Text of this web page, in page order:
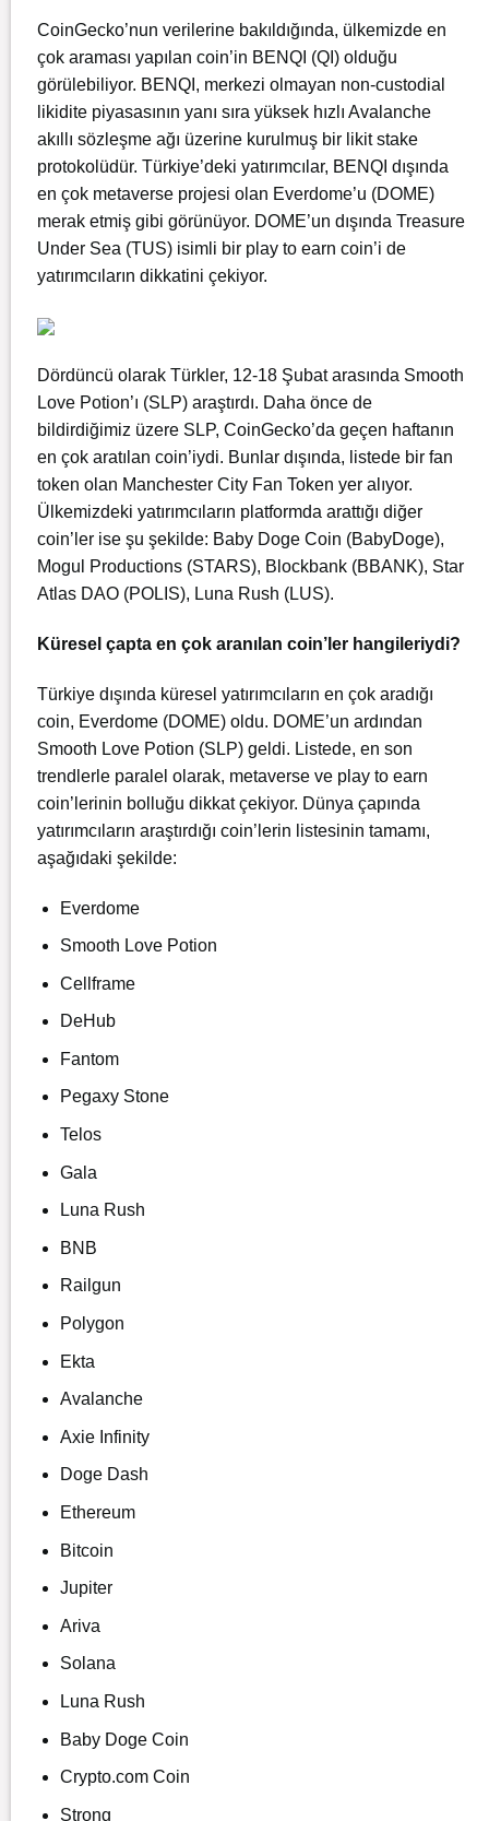
CoinGecko’nun verilerine bakıldığında, ülkemizde en
çok araması yapılan coin’in BENQI (QI) olduğu
görülebiliyor. BENQI, merkezi olmayan non-custodial
likidite piyasasının yanı sıra yüksek hızlı Avalanche
akıllı sözleşme ağı üzerine kurulmuş bir likit stake
protokolüdür. Türkiye’deki yatırımcılar, BENQI dışında
en çok metaverse projesi olan Everdome’u (DOME)
merak etmiş gibi görünüyor. DOME’un dışında Treasure
Under Sea (TUS) isimli bir play to earn coin’i de
yatırımcıların dikkatini çekiyor.
Dördüncü olarak Türkler, 12-18 Şubat arasında Smooth
Love Potion’ı (SLP) araştırdı. Daha önce de
bildirdiğimiz üzere SLP, CoinGecko’da geçen haftanın
en çok aratılan coin’iydi. Bunlar dışında, listede bir fan
token olan Manchester City Fan Token yer alıyor.
Ülkemizdeki yatırımcıların platformda arattığı diğer
coin’ler ise şu şekilde: Baby Doge Coin (BabyDoge),
Mogul Productions (STARS), Blockbank (BBANK), Star
Atlas DAO (POLIS), Luna Rush (LUS).
Küresel çapta en çok aranılan coin’ler hangileriydi?
Türkiye dışında küresel yatırımcıların en çok aradığı
coin, Everdome (DOME) oldu. DOME’un ardından
Smooth Love Potion (SLP) geldi. Listede, en son
trendlerle paralel olarak, metaverse ve play to earn
coin’lerinin bolluğu dikkat çekiyor. Dünya çapında
yatırımcıların araştırdığı coin’lerin listesinin tamamı,
aşağıdaki şekilde:
Everdome
Smooth Love Potion
Cellframe
DeHub
Fantom
Pegaxy Stone
Telos
Gala
Luna Rush
BNB
Railgun
Polygon
Ekta
Avalanche
Axie Infinity
Doge Dash
Ethereum
Bitcoin
Jupiter
Ariva
Solana
Luna Rush
Baby Doge Coin
Crypto.com Coin
Strong